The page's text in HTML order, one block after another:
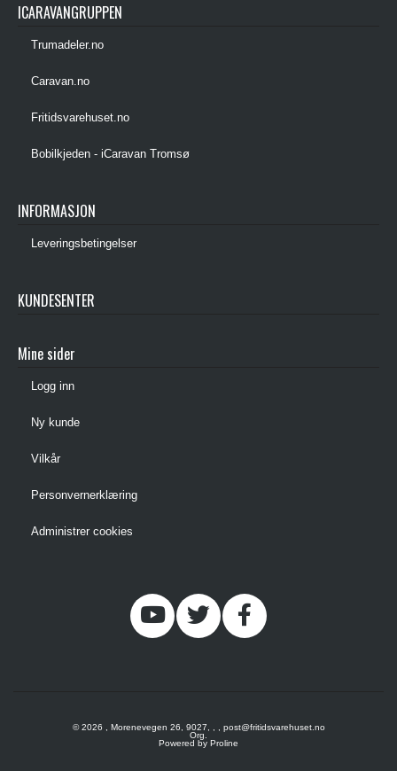
ICARAVANGRUPPEN
Trumadeler.no
Caravan.no
Fritidsvarehuset.no
Bobilkjeden - iCaravan Tromsø
INFORMASJON
Leveringsbetingelser
KUNDESENTER
Mine sider
Logg inn
Ny kunde
Vilkår
Personvernerklæring
Administrer cookies
© 2026 , Morenevegen 26, 9027, , , post@fritidsvarehuset.no
Org.
Powered by Proline